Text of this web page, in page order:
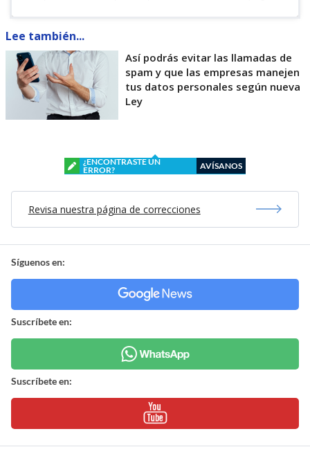
Lee también...
Así podrás evitar las llamadas de
spam y que las empresas manejen
tus datos personales según nueva
Ley
¿ENCONTRASTE UN
ERROR?
AVÍSANOS
Revisa nuestra página de correcciones
Síguenos en:
Suscríbete en:
Suscríbete en: